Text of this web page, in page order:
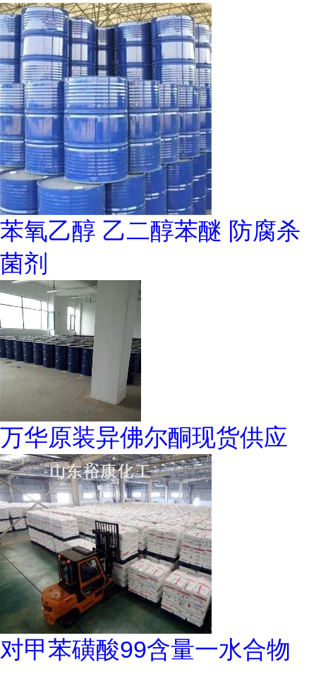
苯氧乙醇 乙二醇苯醚 防腐杀
菌剂
万华原装异佛尔酮现货供应
对甲苯磺酸99含量一水合物